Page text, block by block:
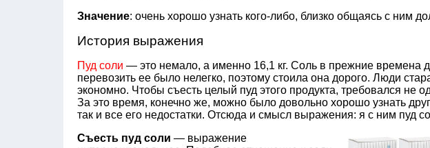
Значение: очень хорошо узнать кого-либо, близко общаясь с ним
История выражения
Пуд соли — это немало, а именно 16,1 кг. Соль в прежние времена
перевозить ее было нелегко, поэтому стоила она дорого. Люди
экономно. Чтобы съесть целый пуд этого продукта, требовался не
За это время, конечно же, можно было довольно хорошо узнать
так и все его недостатки. Отсюда и смысл выражения: я с ним пуд
Съесть пуд соли — выражение